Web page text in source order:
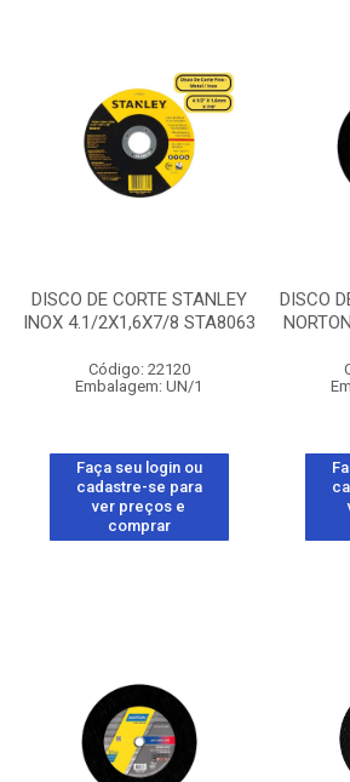
DISCO DE CORTE STANLEY
INOX 4.1/2X1,6X7/8 STA8063
Código: 22120
Embalagem: UN/1
Faça seu login ou
cadastre-se para
ver preços e
comprar
DISCO